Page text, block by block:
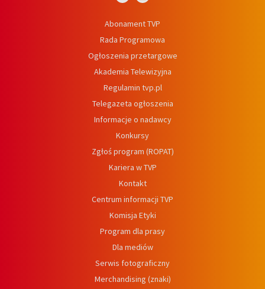
Abonament TVP
Rada Programowa
Ogłoszenia przetargowe
Akademia Telewizyjna
Regulamin tvp.pl
Telegazeta ogłoszenia
Informacje o nadawcy
Konkursy
Zgłoś program (ROPAT)
Kariera w TVP
Kontakt
Centrum informacji TVP
Komisja Etyki
Program dla prasy
Dla mediów
Serwis fotograficzny
Merchandising (znaki)